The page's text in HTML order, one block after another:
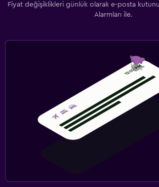
Fiyat değişiklikleri günlük olarak e-posta
Alarmları ile.